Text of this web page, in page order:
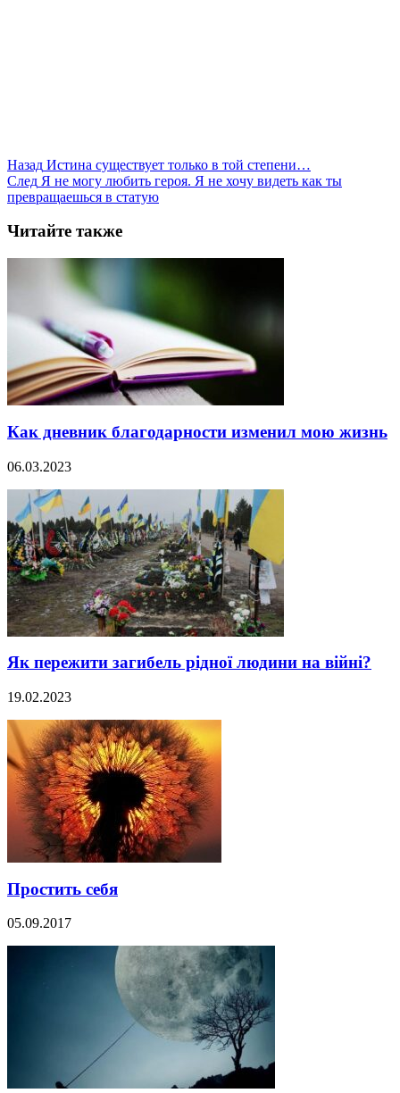
Назад Истина существует только в той степени…
След Я не могу любить героя. Я не хочу видеть как ты
превращаешься в статую
Читайте также
Как дневник благодарности изменил мою жизнь
06.03.2023
Як пережити загибель рідної людини на війні?
19.02.2023
Простить себя
05.09.2017